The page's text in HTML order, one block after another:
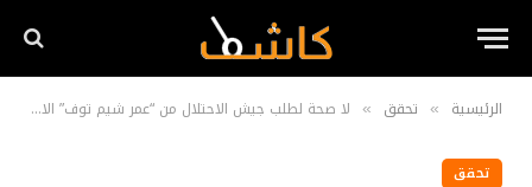
الرئيسية » تحقق » لا صحة لطلب جيش الاحتلال من “عمر شيم توف” الاعتذار أمام الإعلام بسبب تقبيله رأس عنصرين من كتائب القسام
تحقق